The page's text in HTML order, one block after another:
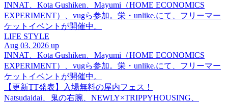
INNAT、Kota Gushiken、Mayumi（HOME ECONOMICS
EXPERIMENT）、vugら参加。栄・unlike.にて、フリーマー
ケットイベントが開催中。
LIFE STYLE
Aug 03. 2026 up
INNAT、Kota Gushiken、Mayumi（HOME ECONOMICS
EXPERIMENT）、vugら参加。栄・unlike.にて、フリーマー
ケットイベントが開催中。
【更新TT発表】入場無料の屋内フェス！
Natsudaidai、鬼の右腕、NEWLY×TRIPPYHOUSING、